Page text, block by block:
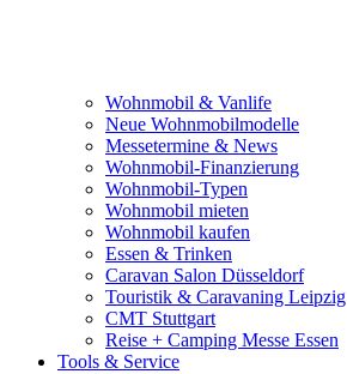
Wohnmobil & Vanlife
Neue Wohnmobilmodelle
Messetermine & News
Wohnmobil-Finanzierung
Wohnmobil-Typen
Wohnmobil mieten
Wohnmobil kaufen
Essen & Trinken
Caravan Salon Düsseldorf
Touristik & Caravaning Leipzig
CMT Stuttgart
Reise + Camping Messe Essen
Tools & Service